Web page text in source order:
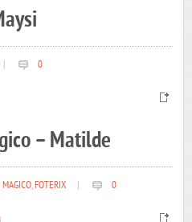
0
– Matilde
MAGICO,FOTERIX 0